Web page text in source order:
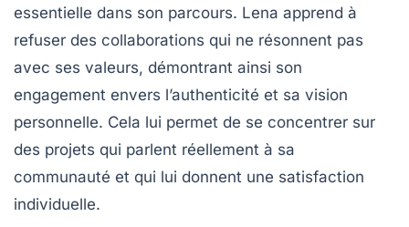
essentielle dans son parcours. Lena apprend à
refuser des collaborations qui ne résonnent pas
avec ses valeurs, démontrant ainsi son
engagement envers l’authenticité et sa vision
personnelle. Cela lui permet de se concentrer sur
des projets qui parlent réellement à sa
communauté et qui lui donnent une satisfaction
individuelle.